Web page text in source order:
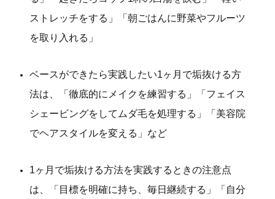
ストレッチをする」「朝ごはんに野菜やフルーツ
を取り入れる」
ベースができたら実践したい1ヶ月で垢抜ける方
法は、「徹底的にメイクを練習する」「フェイス
シェービングをしてムダ毛を処理する」「美容院
でヘアスタイルを変える」など
1ヶ月で垢抜ける方法を実践するときの注意点
は、「目標を明確に持ち、毎日継続する」「自分